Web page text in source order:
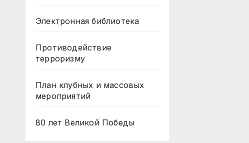
Электронная библиотека
Противодействие
терроризму
План клубных и массовых
мероприятий
80 лет Великой Победы